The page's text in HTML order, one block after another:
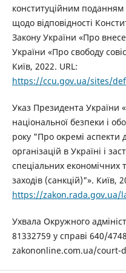
конституційним поданням
щодо відповідності
Закону України «Про
України «Про свободу
Київ, 2022. URL:
https://ccu.gov.ua/sites/
Указ Президента України
національної безпеки і
року "Про окремі аспекти
організацій в Україні і
спеціальних
заходів (санкцій)"». Київ,
https://zakon.rada.gov.ua/
Ухвала Окружного
81332759 у справі 640/
zakononline.com.ua/court-